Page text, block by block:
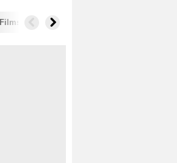
Films similaires